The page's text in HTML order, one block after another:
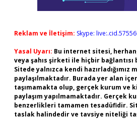
Reklam ve İletişim: Skype:
Yasal Uyarı: Bu internet sitesi,
veya şahıs şirketi ile hiçbir
Sitede yalnızca kendi hazırladığımız
paylaşılmaktadır. Burada yer alan
taşımamakta olup, gerçek kurum ve
paylaşım yapılmamaktadır. Gerçek
benzerlikleri tamamen tesadüfidir.
taslak halindedir ve tavsiye niteliği